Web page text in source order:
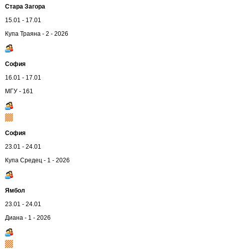
Стара Загора
15.01 - 17.01
Купа Траяна - 2 - 2026
София
16.01 - 17.01
МГУ - 161
София
23.01 - 24.01
Купа Средец - 1 - 2026
Ямбол
23.01 - 24.01
Диана - 1 - 2026